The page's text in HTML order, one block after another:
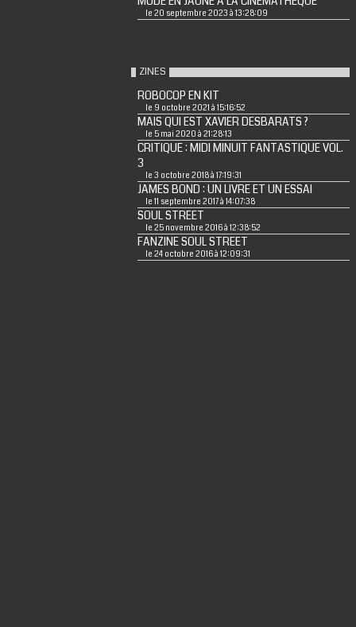
le 20 septembre 2023 à 13:28:09
ZINES
ROBOCOP EN KIT
le 9 octobre 2021 à 15:16:52
MAIS QUI EST XAVIER DESBARATS ?
le 5 mai 2020 à 21:28:13
CRITIQUE : MIDI MINUIT FANTASTIQUE VOL.
3
le 3 octobre 2018 à 17:19:31
JAMES BOND : UN LIVRE ET UN ESSAI
le 11 septembre 2017 à 14:07:38
SOUL STREET
le 25 novembre 2016 à 12:38:52
FANZINE SOUL STREET
le 24 octobre 2016 à 12:09:31